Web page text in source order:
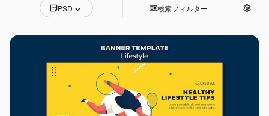
PSD 検索フィルター